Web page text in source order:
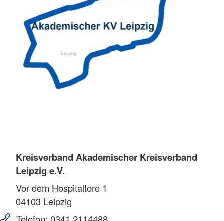
Kreisverband Akademischer Kreisverband
Leipzig e.V.
Vor dem Hospitaltore 1
04103 Leipzig